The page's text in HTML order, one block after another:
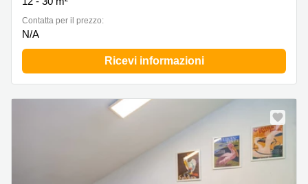
Сontatta per il prezzo:
N/A
Ricevi informazioni